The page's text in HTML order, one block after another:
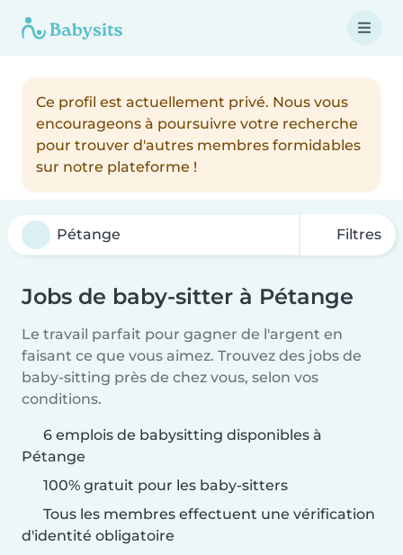
Ce profil est actuellement privé. Nous vous
encourageons à poursuivre votre recherche
pour trouver d'autres membres formidables
sur notre plateforme !
Filtres
Jobs de baby-sitter à Pétange
Le travail parfait pour gagner de l'argent en
faisant ce que vous aimez. Trouvez des jobs de
baby-sitting près de chez vous, selon vos
conditions.
6 emplois de babysitting disponibles à
Pétange
100% gratuit pour les baby-sitters
Tous les membres effectuent une vérification
d'identité obligatoire